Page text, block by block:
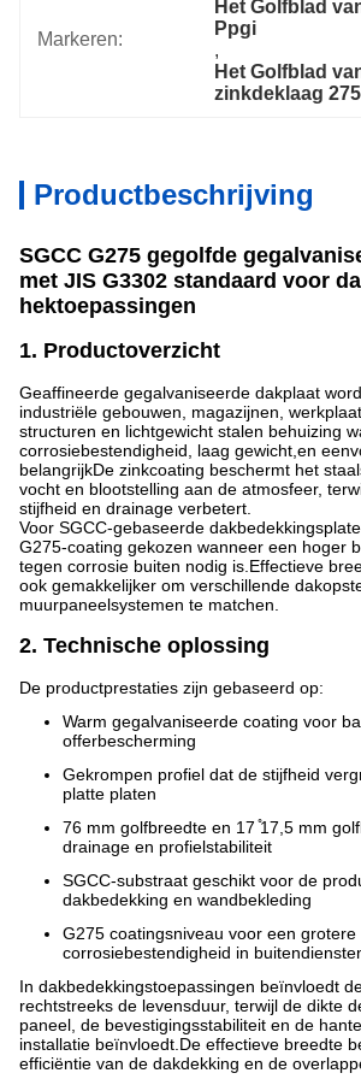
Markeren:
Het Golfblad
Ppgi
,
Het Golfblad
zinkdeklaag
Productbeschrijving
SGCC G275 gegolfde
met JIS G3302 standaard voor
hektoepassingen
1. Productoverzicht
Geaffineerde gegalvaniseerde dakplaat
industriële gebouwen, magazijnen,
structuren en lichtgewicht stalen behuizing
corrosiebestendigheid, laag gewicht,en
belangrijkDe zinkcoating beschermt het
vocht en blootstelling aan de atmosfeer,
stijfheid en drainage verbetert.
Voor SGCC-gebaseerde
G275-coating gekozen wanneer een hoger
tegen corrosie buiten nodig is.Effectieve
ook gemakkelijker om verschillende
muurpaneelsystemen te matchen.
2. Technische oplossing
De productprestaties zijn gebaseerd op:
Warm gegalvaniseerde coating voor
offerbescherming
Gekrompen profiel dat de stijfheid
platte platen
76 mm golfbreedte en 17 ̊17,5 mm
drainage en profielstabiliteit
SGCC-substraat geschikt voor de
dakbedekking en wandbekleding
G275 coatingsniveau voor een grotere
corrosiebestendigheid in
In dakbedekkingstoepassingen beïnvloedt
rechtstreeks de levensduur, terwijl de dikte
paneel, de bevestigingsstabiliteit en de
installatie beïnvloedt.De effectieve breedte
efficiëntie van de dakdekking en de